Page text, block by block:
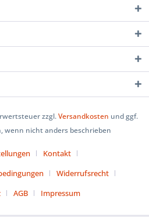
zzgl.Versandkosten und ggf.
wenn nicht anders beschrieben
Kontakt
Widerrufsrecht
AGB Impressum